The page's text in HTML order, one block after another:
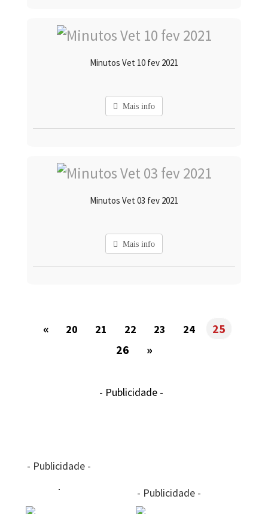
Minutos Vet 10 fev 2021
Mais info
Minutos Vet 03 fev 2021
Mais info
« 20 21 22 23 24
25
26
»
- Publicidade -
- Publicidade -
- Publicidade -